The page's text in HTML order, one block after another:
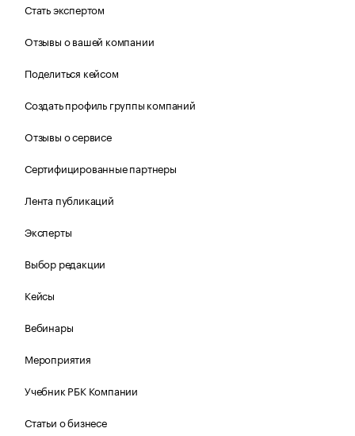
Стать экспертом
Отзывы о вашей компании
Поделиться кейсом
Создать профиль группы компаний
Отзывы о сервисе
Сертифицированные партнеры
Лента публикаций
Эксперты
Выбор редакции
Кейсы
Вебинары
Мероприятия
Учебник РБК Компании
Статьи о бизнесе